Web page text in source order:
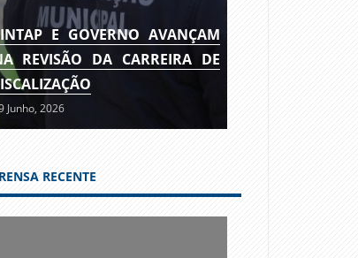
E GOVERNO AVANÇAM
REVISÃO DA CARREIRA DE
Junho, 2026
RECENTE